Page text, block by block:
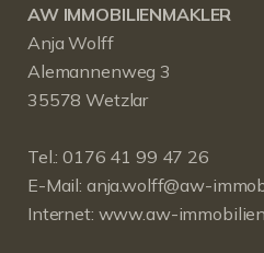
AW IMMOBILIENMAKLER
Anja Wolff
Alemannenweg 3
35578 Wetzlar
Tel.:0176 41 99 47 26
E-Mail: anja.wolff@aw-
Internet: www.aw-